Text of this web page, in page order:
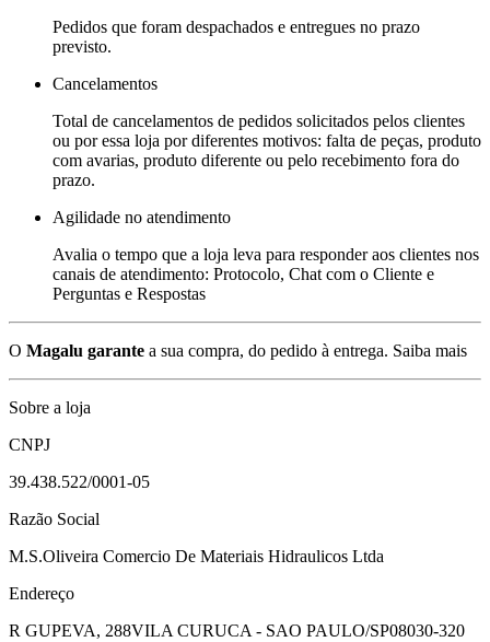
Pedidos que foram despachados e entregues no prazo
previsto.
Cancelamentos
Total de cancelamentos de pedidos solicitados pelos clientes
ou por essa loja por diferentes motivos: falta de peças, produto
com avarias, produto diferente ou pelo recebimento fora do
prazo.
Agilidade no atendimento
Avalia o tempo que a loja leva para responder aos clientes nos
canais de atendimento: Protocolo, Chat com o Cliente e
Perguntas e Respostas
O Magalu garante a sua compra, do pedido à entrega. Saiba mais
Sobre a loja
CNPJ
39.438.522/0001-05
Razão Social
M.S.Oliveira Comercio De Materiais Hidraulicos Ltda
Endereço
R GUPEVA, 288VILA CURUCA - SAO PAULO/SP08030-320